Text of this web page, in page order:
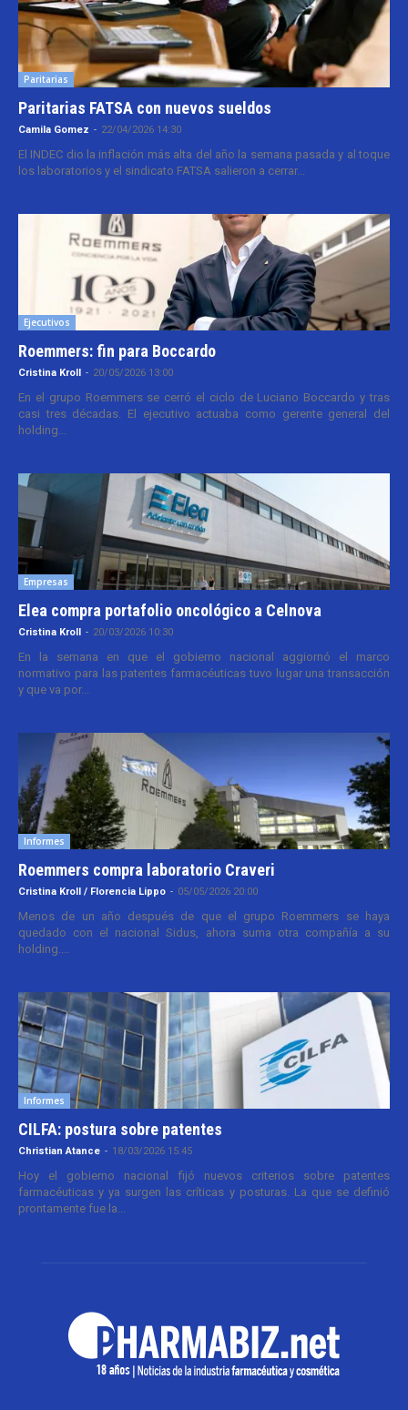
Paritarias
Paritarias FATSA con nuevos sueldos
Camila Gomez - 22/04/2026 14:30
El INDEC dio la inflación más alta del año la semana pasada y al toque
los laboratorios y el sindicato FATSA salieron a cerrar...
Ejecutivos
Roemmers: fin para Boccardo
Cristina Kroll - 20/05/2026 13:00
En el grupo Roemmers se cerró el ciclo de Luciano Boccardo y tras
casi tres décadas. El ejecutivo actuaba como gerente general del
holding...
Empresas
Elea compra portafolio oncológico a Celnova
Cristina Kroll - 20/03/2026 10:30
En la semana en que el gobierno nacional aggiornó el marco
normativo para las patentes farmacéuticas tuvo lugar una transacción
y que va por...
Informes
Roemmers compra laboratorio Craveri
Cristina Kroll / Florencia Lippo - 05/05/2026 20:00
Menos de un año después de que el grupo Roemmers se haya
quedado con el nacional Sidus, ahora suma otra compañía a su
holding....
Informes
CILFA: postura sobre patentes
Christian Atance - 18/03/2026 15:45
Hoy el gobierno nacional fijó nuevos criterios sobre patentes
farmacéuticas y ya surgen las críticas y posturas. La que se definió
prontamente fue la...